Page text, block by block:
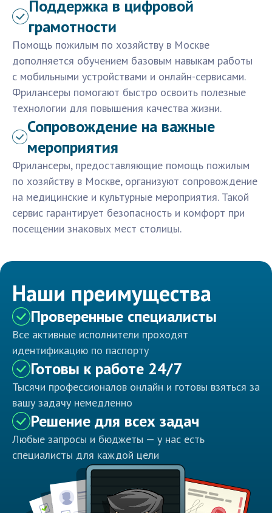
Поддержка в цифровой
грамотности
Помощь пожилым по хозяйству в Москве
дополняется обучением базовым навыкам работы
с мобильными устройствами и онлайн-сервисами.
Фрилансеры помогают быстро освоить полезные
технологии для повышения качества жизни.
Сопровождение на важные
мероприятия
Фрилансеры, предоставляющие помощь пожилым
по хозяйству в Москве, организуют сопровождение
на медицинские и культурные мероприятия. Такой
сервис гарантирует безопасность и комфорт при
посещении знаковых мест столицы.
Наши преимущества
Проверенные специалисты
Все активные исполнители проходят
идентификацию по паспорту
Готовы к работе 24/7
Тысячи профессионалов онлайн и готовы взяться за
вашу задачу немедленно
Решение для всех задач
Любые запросы и бюджеты — у нас есть
специалисты для каждой цели